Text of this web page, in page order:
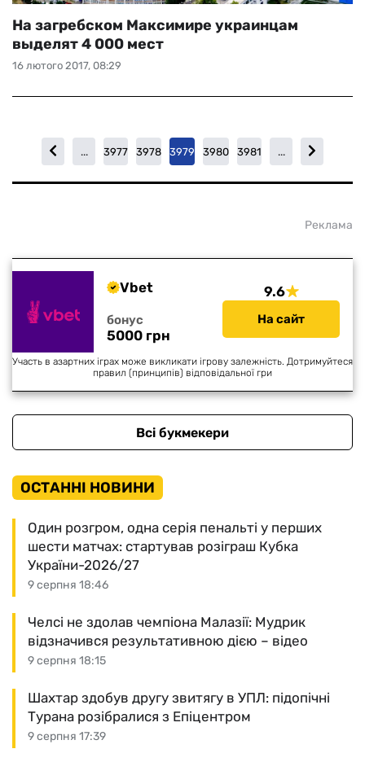
16 лютого 2017, 08:29
На загребском Максимире украинцам
выделят 4 000 мест
... 3977 3978 3979 3980 3981 ...
Реклама
Vbet
бонус
5000 грн
9.6
На сайт
Участь в азартних іграх може викликати ігрову залежність. Дотримуйтеся
правил (принципів) відповідальної гри
Всі букмекери
ОСТАННІ НОВИНИ
9 серпня 18:46
Один розгром, одна серія пенальті у перших
шести матчах: стартував розіграш Кубка
України-2026/27
9 серпня 18:15
Челсі не здолав чемпіона Малазії: Мудрик
відзначився результативною дією – відео
9 серпня 17:39
Шахтар здобув другу звитягу в УПЛ: підопічні
Турана розібралися з Епіцентром